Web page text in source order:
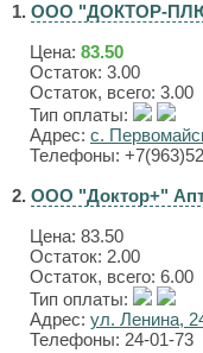
1. ООО "ДОКТОР-
Цена: 83.50
Остаток: 3.00
Остаток, всего: 3.00
Тип оплаты:
Адрес: с.
Телефоны:
2. ООО "Доктор+"
Цена: 83.50
Остаток: 2.00
Остаток, всего: 6.00
Тип оплаты:
Адрес: ул. Ленина,
Телефоны: 24-01-73